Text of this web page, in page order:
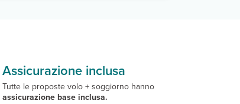
Assicurazione inclusa
Tutte le proposte volo + soggiorno hanno
assicurazione base inclusa.